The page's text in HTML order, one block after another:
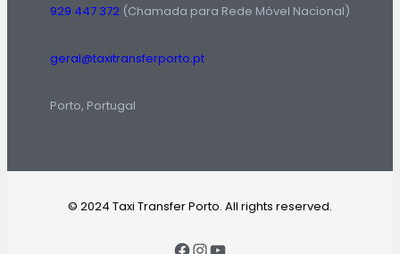
929 447 372 (Chamada para Rede Móvel Nacional)
geral@taxitransferporto.pt
Porto, Portugal
© 2024 Taxi Transfer Porto. All rights reserved.